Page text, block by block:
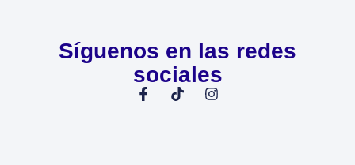
Síguenos en las redes
sociales